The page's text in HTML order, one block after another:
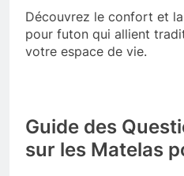
Découvrez le confort et
pour futon qui allient
votre espace de vie.
Guide des
sur les Matelas